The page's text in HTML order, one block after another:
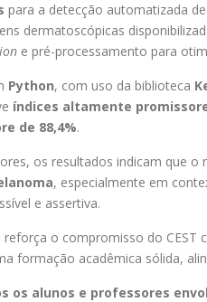
para a detecção automatizada
dermatoscópicas
e pré-processamento para
Python, com uso da biblioteca
índices altamente
de 88,4%.
os resultados indicam que
, especialmente em
e assertiva.
reforça o compromisso do CEST
formação acadêmica sólida,
os alunos e professores